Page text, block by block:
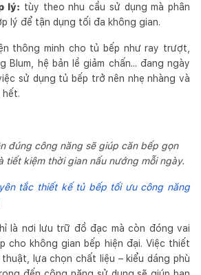
lý: tùy theo nhu cầu sử dụng mà phân
lý để tận dụng tối đa không gian.
thông minh cho tủ bếp như ray trượt,
Blum, hệ bản lề giảm chấn... đang ngày
sử dụng tủ bếp trở nên nhẹ nhàng và
hết.
đúng công năng sẽ giúp căn bếp gọn
tiết kiệm thời gian nấu nướng mỗi ngày.
tắc thiết kế tủ bếp tối ưu công năng
là nơi lưu trữ đồ đạc mà còn đóng vai
cho không gian bếp hiện đại. Việc thiết
lựa chọn chất liệu – kiểu dáng phù